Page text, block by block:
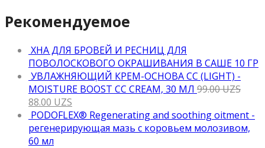
Рекомендуемое
ХНА ДЛЯ БРОВЕЙ И РЕСНИЦ ДЛЯ
ПОВОЛОСКОВОГО ОКРАШИВАНИЯ В САШЕ 10 ГР
УВЛАЖНЯЮЩИЙ КРЕМ-ОСНОВА CC (LIGHT) -
MOISTURE BOOST CC CREAM, 30 МЛ 99.00UZS
88.00 UZS
PODOFLEX® Regenerating and soothing oitment -
регенерирующая мазь с коровьем молозивом,
60 мл